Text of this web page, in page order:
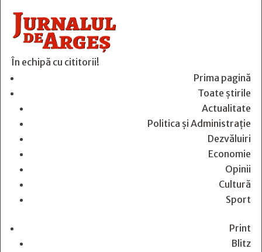
În echipă cu cititorii!
Prima pagină
Toate știrile
Actualitate
Politica și Administrație
Dezvăluiri
Economie
Opinii
Cultură
Sport
Print
Blitz